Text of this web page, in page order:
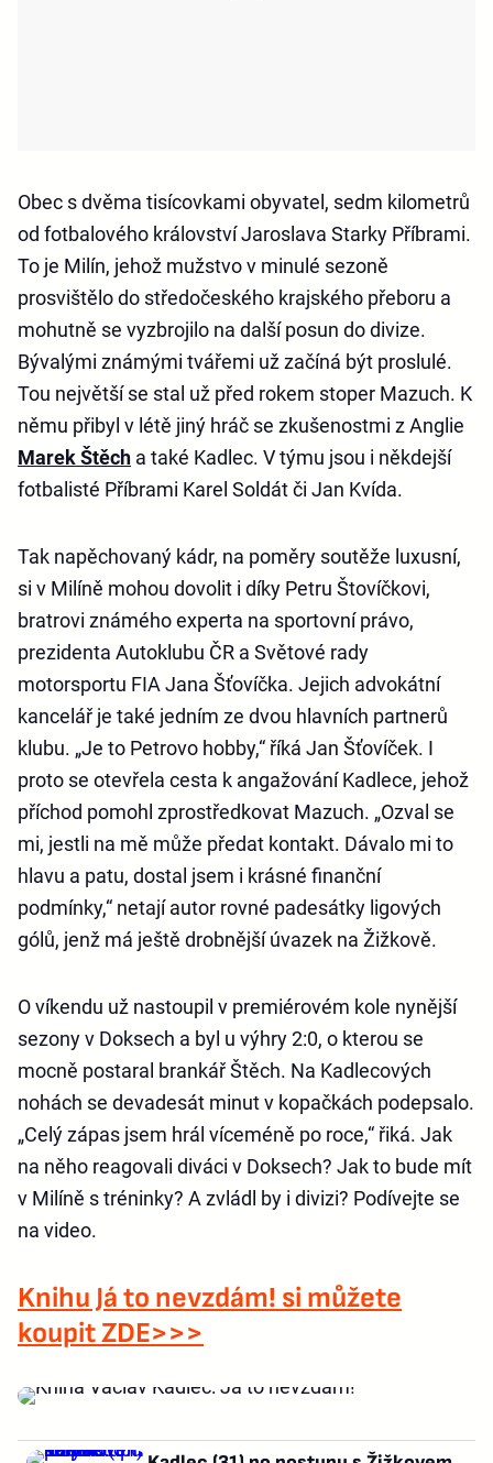
Obec s dvěma tisícovkami obyvatel, sedm kilometrů
od fotbalového království Jaroslava Starky Příbrami.
To je Milín, jehož mužstvo v minulé sezoně
prosvištělo do středočeského krajského přeboru a
mohutně se vyzbrojilo na další posun do divize.
Bývalými známými tvářemi už začíná být proslulé.
Tou největší se stal už před rokem stoper Mazuch. K
němu přibyl v létě jiný hráč se zkušenostmi z Anglie
Marek Štěch a také Kadlec. V týmu jsou i někdejší
fotbalisté Příbrami Karel Soldát či Jan Kvída.
Tak napěchovaný kádr, na poměry soutěže luxusní,
si v Milíně mohou dovolit i díky Petru Štovíčkovi,
bratrovi známého experta na sportovní právo,
prezidenta Autoklubu ČR a Světové rady
motorsportu FIA Jana Šťovíčka. Jejich advokátní
kancelář je také jedním ze dvou hlavních partnerů
klubu. „Je to Petrovo hobby,“ říká Jan Šťovíček. I
proto se otevřela cesta k angažování Kadlece, jehož
příchod pomohl zprostředkovat Mazuch. „Ozval se
mi, jestli na mě může předat kontakt. Dávalo mi to
hlavu a patu, dostal jsem i krásné finanční
podmínky,“ netají autor rovné padesátky ligových
gólů, jenž má ještě drobnější úvazek na Žižkově.
O víkendu už nastoupil v premiérovém kole nynější
sezony v Doksech a byl u výhry 2:0, o kterou se
mocně postaral brankář Štěch. Na Kadlecových
nohách se devadesát minut v kopačkách podepsalo.
„Celý zápas jsem hrál víceméně po roce,“ řiká. Jak
na něho reagovali diváci v Doksech? Jak to bude mít
v Milíně s tréninky? A zvládl by i divizi? Podívejte se
na video.
Knihu Já to nevzdám! si můžete
koupit ZDE>>>